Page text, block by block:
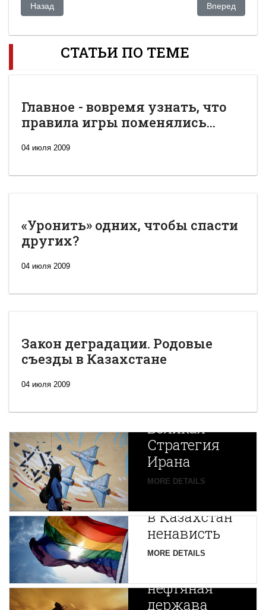
Предыдущий: Цена пари - судьба человека
Назад Следующий:
Вперед
СТАТЬИ ПО ТЕМЕ
Главное - вовремя узнать, что
правила игры поменялись...
04 июля 2009
«Уронить» одних, чтобы спасти
других?
04 июля 2009
Закон деградации. Родовые
съезды в Казахстане
04 июля 2009
Новая
Великая
Стратегия
Ирана
MORE DETAILS
Путин
в Казахстан
ненависть
MORE DETAILS
Центральной
Азии
зарождается
нефтяная
держава